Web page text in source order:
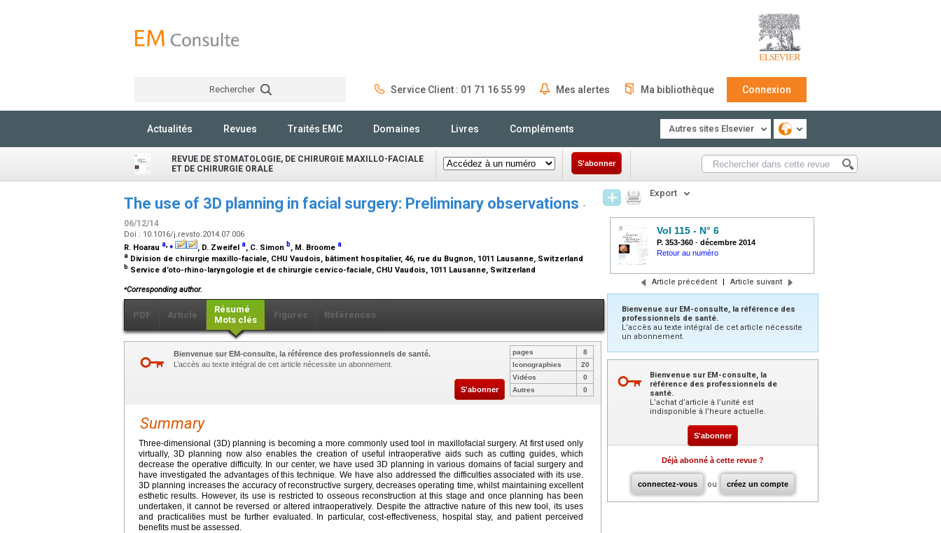
Rechercher Service Client : 01 71 16 55 99 Mes alertes Ma bibliothèque Connexion
Actualités Revues Traités EMC Domaines Livres Compléments Autres sites Elsevier
REVUE DE STOMATOLOGIE, DE CHIRURGIE MAXILLO-FACIALE
ET DE CHIRURGIE ORALE
S'abonner
The use of 3D planning in facial surgery: Preliminary observations -
06/12/14
Doi : 10.1016/j.revsto.2014.07.006
R. Hoarau a,⁎ , D. Zweifel a, C. Simon b, M. Broome a
a Division de chirurgie maxillo-faciale, CHU Vaudois, bâtiment hospitalier, 46, rue du Bugnon, 1011 Lausanne, Switzerland
b Service d’oto-rhino-laryngologie et de chirurgie cervico-faciale, CHU Vaudois, 1011 Lausanne, Switzerland
⁎Corresponding author.
PDF Article
Résumé
Mots clés
Figures Références
Bienvenue sur EM-consulte, la référence des professionnels de santé.
L’accès au texte intégral de cet article nécessite un abonnement.
S'abonner
pages
8
Iconographies
20
Vidéos
0
Autres
0
Summary
Three-dimensional (3D) planning is becoming a more commonly used tool in maxillofacial surgery. At first used only
virtually, 3D planning now also enables the creation of useful intraoperative aids such as cutting guides, which
decrease the operative difficulty. In our center, we have used 3D planning in various domains of facial surgery and
have investigated the advantages of this technique. We have also addressed the difficulties associated with its use.
3D planning increases the accuracy of reconstructive surgery, decreases operating time, whilst maintaining excellent
esthetic results. However, its use is restricted to osseous reconstruction at this stage and once planning has been
undertaken, it cannot be reversed or altered intraoperatively. Despite the attractive nature of this new tool, its uses
and practicalities must be further evaluated. In particular, cost-effectiveness, hospital stay, and patient perceived
benefits must be assessed.
Export
Vol 115 - N° 6
P. 353-360 - décembre 2014
Retour au numéro
Article précédent | Article suivant
Bienvenue sur EM-consulte, la référence des
professionnels de santé.
L’accès au texte intégral de cet article nécessite
un abonnement.
Bienvenue sur EM-consulte, la
référence des professionnels de
santé.
L’achat d’article à l’unité est
indisponible à l’heure actuelle.
S'abonner
Déjà abonné à cette revue ?
connectez-vous ou créez un compte